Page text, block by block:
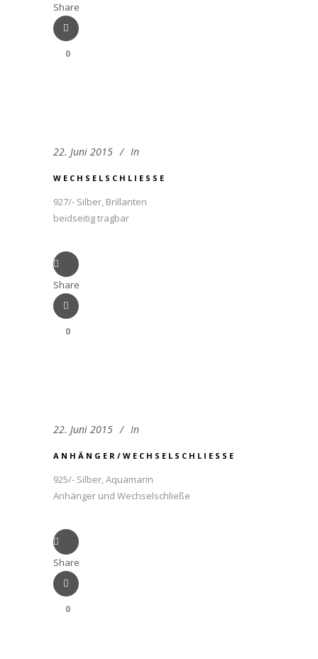
Share
0
22. Juni 2015 In
WECHSELSCHLIESSE
927/- Silber, Brillanten
beidseitig tragbar
Share
0
22. Juni 2015 In
ANHÄNGER/WECHSELSCHLIESSE
925/- Silber, Aquamarin
Anhänger und Wechselschließe
Share
0